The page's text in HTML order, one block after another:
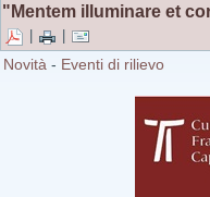
"Mentem illuminare et
Novità - Eventi di rilievo